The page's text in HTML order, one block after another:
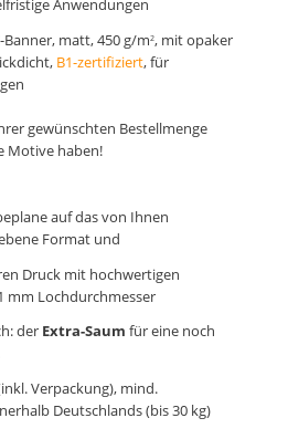
Anwendungen
Banner, matt, 450 g/m2, mit opaker
B1-zertifiziert, für
gewünschten Bestellmenge
Motive haben!
auf das von Ihnen
Format und
Druck mit hochwertigen
mm Lochdurchmesser
der Extra-Saum für eine noch
Verpackung), mind.
Deutschlands (bis 30 kg)